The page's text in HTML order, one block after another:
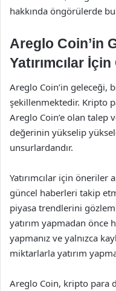
hakkında öngörülerde
Areglo Coin’in
Yatırımcılar
Areglo Coin’in geleceği,
şekillenmektedir. Kripto
Areglo Coin’e olan talep
değerinin yükselip
unsurlardandır.
Yatırımcılar için öneriler
güncel haberleri takip
piyasa trendlerini
yatırım yapmadan önce
yapmanız ve yalnızca
miktarlarla yatırım
Areglo Coin, kripto para